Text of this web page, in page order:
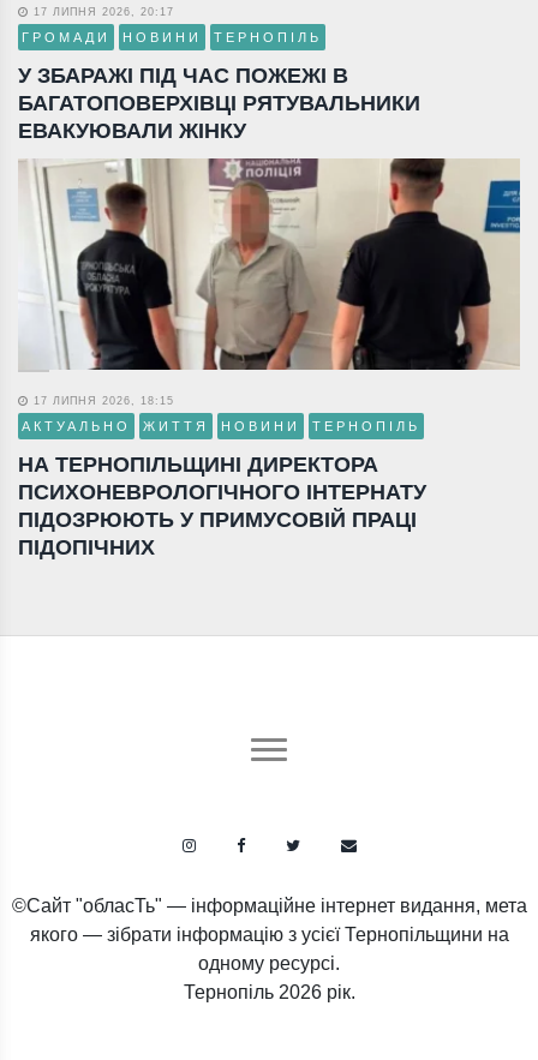
17 ЛИПНЯ 2026, 20:17
ГРОМАДИ НОВИНИ ТЕРНОПІЛЬ
У ЗБАРАЖІ ПІД ЧАС ПОЖЕЖІ В
БАГАТОПОВЕРХІВЦІ РЯТУВАЛЬНИКИ
ЕВАКУЮВАЛИ ЖІНКУ
17 ЛИПНЯ 2026, 18:15
АКТУАЛЬНО ЖИТТЯ НОВИНИ ТЕРНОПІЛЬ
НА ТЕРНОПІЛЬЩИНІ ДИРЕКТОРА
ПСИХОНЕВРОЛОГІЧНОГО ІНТЕРНАТУ
ПІДОЗРЮЮТЬ У ПРИМУСОВІЙ ПРАЦІ
ПІДОПІЧНИХ
©Сайт "обласТь" — інформаційне інтернет видання, мета
якого — зібрати інформацію з усієї Тернопільщини на
одному ресурсі.
Тернопіль 2026 рік.